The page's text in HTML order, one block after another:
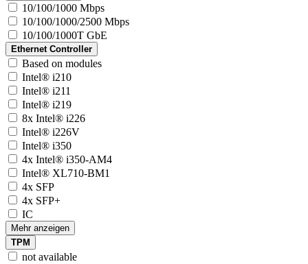
10/100/1000 Mbps
10/100/1000/2500 Mbps
10/100/1000T GbE
Ethernet Controller
Based on modules
Intel® i210
Intel® i211
Intel® i219
8x Intel® i226
Intel® i226V
Intel® i350
4x Intel® i350-AM4
Intel® XL710-BM1
4x SFP
4x SFP+
IC
Mehr anzeigen
TPM
not available